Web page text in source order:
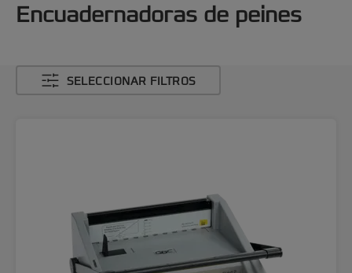
Encuadernadoras de peines
SELECCIONAR FILTROS